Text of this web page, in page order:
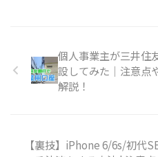
個人事業主が三井住
設してみた｜注意点
解説！
【裏技】iPhone 6/6s/初代